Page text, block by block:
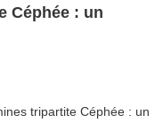
Céphée : un